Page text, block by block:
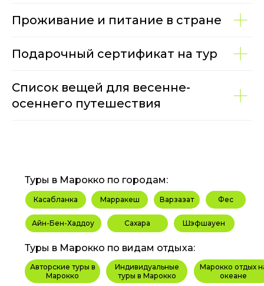
Проживание и питание в стране
Подарочный сертификат на тур
Список вещей для весенне-
осеннего путешествия
Касабланка Марракеш Варзазат
Айн-Бен-Хаддоу Сахара
Фес
Шэфшауен
Туры в Марокко по городам:
Авторские туры в
Марокко
Индивидуальные
туры в Марокко
Марокко отдых
океане
Туры в Марокко по видам отдыха: